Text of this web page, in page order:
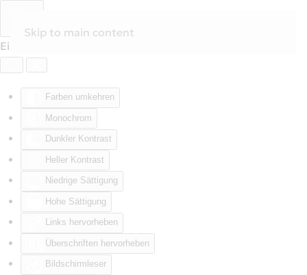
Eingabehilfen öffnen
Farben umkehren
Monochrom
Dunkler Kontrast
Heller Kontrast
Niedrige Sättigung
Hohe Sättigung
Links hervorheben
Überschriften hervorheben
Bildschirmleser
Skip to main content